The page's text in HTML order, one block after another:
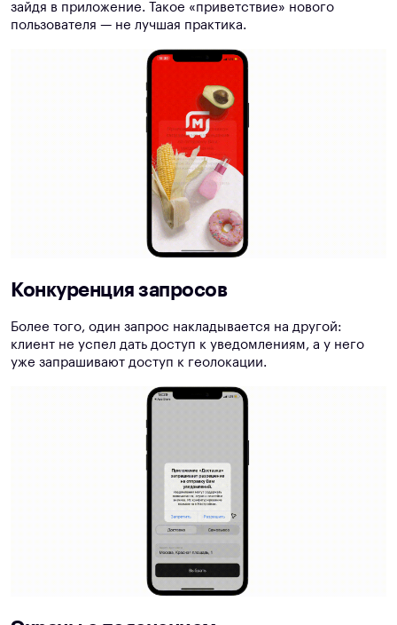
зайдя в приложение. Такое «приветствие» нового
пользователя — не лучшая практика.
Конкуренция запросов
Более того, один запрос накладывается на другой:
клиент не успел дать доступ к уведомлениям, а у него
уже запрашивают доступ к геолокации.